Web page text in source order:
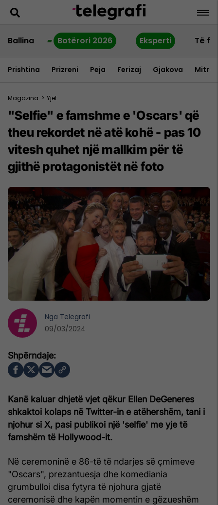
Ballina Botërori 2026 Eksperti Të
Prishtina Prizreni Peja Ferizaj Gjakova
Magazina > Yjet
"Selfie" e famshme e 'Oscars' që
theu rekordet në atë kohë - pas 10
vitesh quhet një mallkim për të
gjithë protagonistët në foto
Kanë kaluar dhjetë vjet qëkur Ellen DeGeneres
shkaktoi kolaps në Twitter-in e atëhershëm, tani i
njohur si X, pasi publikoi një 'selfie' me yje të
famshëm të Hollywood-it.
Në ceremoninë e 86-të të ndarjes së çmimeve
"Oscars", prezantuesja dhe komediania
grumbulloi disa fytyra të njohura gjatë
ceremonisë dhe kapën momentin e gëzueshëm
Nga Telegrafi
09/03/2024